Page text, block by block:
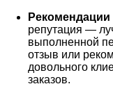
репутация —
выполненной
отзыв или
довольного
заказов.